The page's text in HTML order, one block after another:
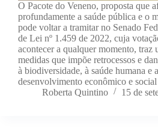
O Pacote do Veneno, proposta que
profundamente a saúde pública e o
pode voltar a tramitar no Senado
de Lei nº 1.459 de 2022, cuja
acontecer a qualquer momento, traz
medidas que impõe retrocessos e
à biodiversidade, à saúde humana e
desenvolvimento econômico e
Roberta Quintino
15 de